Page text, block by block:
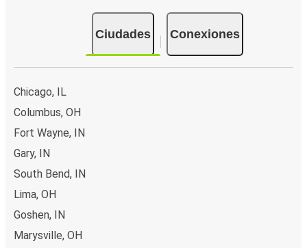
Ciudades Conexiones
Chicago, IL
Columbus, OH
Fort Wayne, IN
Gary, IN
South Bend, IN
Lima, OH
Goshen, IN
Marysville, OH